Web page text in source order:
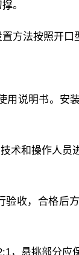
。
方法按照开口
用说明书。安
术和操作人员
收，合格后
，悬挑部分应